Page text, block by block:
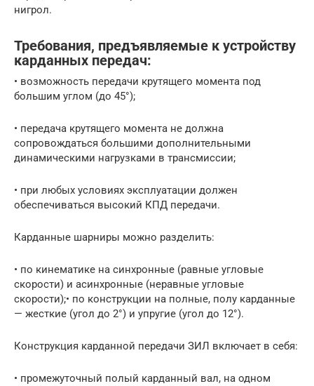
нигрол.
Требования, предъявляемые к устройству
карданных передач:
• возможность передачи крутящего момента под
большим углом (до 45°);
• передача крутящего момента не должна
сопровождаться большими дополнительными
динамическими нагрузками в трансмиссии;
• при любых условиях эксплуатации должен
обеспечиваться высокий КПД передачи.
Карданные шарниры можно разделить:
• по кинематике на синхронные (равные угловые
скорости) и асинхронные (неравные угловые
скорости);• по конструкции на полные, полу карданные
— жесткие (угол до 2°) и упругие (угол до 12°).
Конструкция карданной передачи ЗИЛ включает в себя:
• промежуточный полый карданный вал, на одном